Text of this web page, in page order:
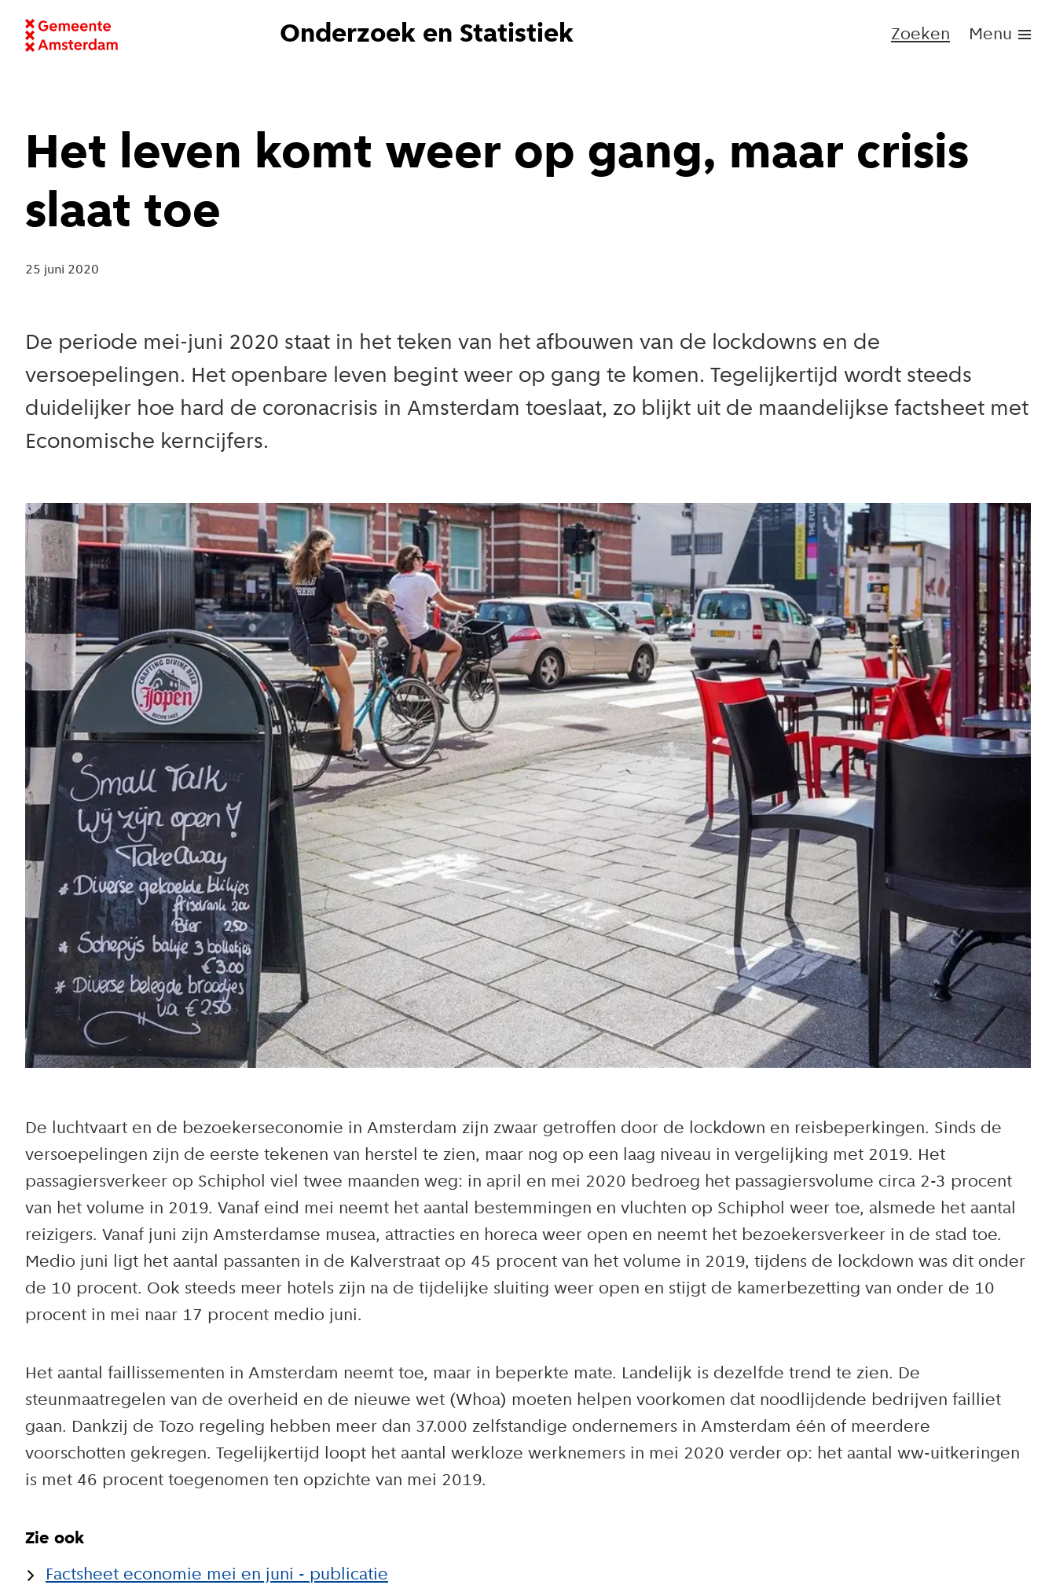
Onderzoek en Statistiek Zoeken Menu
Het leven komt weer op gang, maar crisis
slaat toe
25 juni 2020
De periode mei-juni 2020 staat in het teken van het afbouwen van de lockdowns en de
versoepelingen. Het openbare leven begint weer op gang te komen. Tegelijkertijd wordt steeds
duidelijker hoe hard de coronacrisis in Amsterdam toeslaat, zo blijkt uit de maandelijkse factsheet met
Economische kerncijfers.
De luchtvaart en de bezoekerseconomie in Amsterdam zijn zwaar getroffen door de lockdown en reisbeperkingen. Sinds de
versoepelingen zijn de eerste tekenen van herstel te zien, maar nog op een laag niveau in vergelijking met 2019. Het
passagiersverkeer op Schiphol viel twee maanden weg: in april en mei 2020 bedroeg het passagiersvolume circa 2-3 procent
van het volume in 2019. Vanaf eind mei neemt het aantal bestemmingen en vluchten op Schiphol weer toe, alsmede het aantal
reizigers. Vanaf juni zijn Amsterdamse musea, attracties en horeca weer open en neemt het bezoekersverkeer in de stad toe.
Medio juni ligt het aantal passanten in de Kalverstraat op 45 procent van het volume in 2019, tijdens de lockdown was dit onder
de 10 procent. Ook steeds meer hotels zijn na de tijdelijke sluiting weer open en stijgt de kamerbezetting van onder de 10
procent in mei naar 17 procent medio juni.
Het aantal faillissementen in Amsterdam neemt toe, maar in beperkte mate. Landelijk is dezelfde trend te zien. De
steunmaatregelen van de overheid en de nieuwe wet (Whoa) moeten helpen voorkomen dat noodlijdende bedrijven failliet
gaan. Dankzij de Tozo regeling hebben meer dan 37.000 zelfstandige ondernemers in Amsterdam één of meerdere
voorschotten gekregen. Tegelijkertijd loopt het aantal werkloze werknemers in mei 2020 verder op: het aantal ww-uitkeringen
is met 46 procent toegenomen ten opzichte van mei 2019.
Zie ook
Factsheet economie mei en juni - publicatie